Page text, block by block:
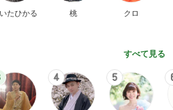
たひかる 桃 クロ
すべて見る
4 5